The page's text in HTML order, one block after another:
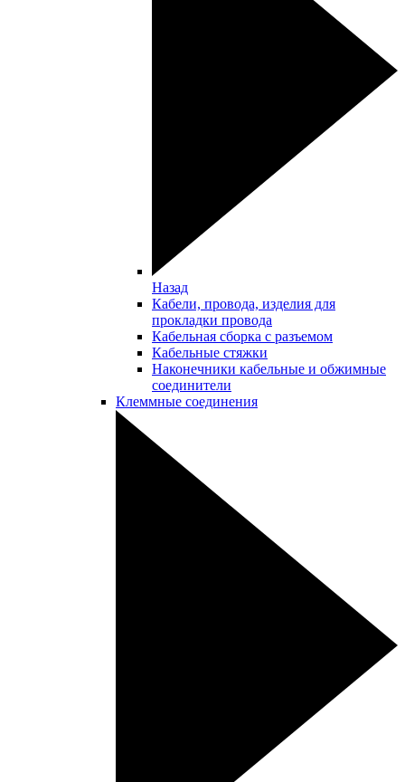
Назад
Кабели, провода, изделия для
прокладки провода
Кабельная сборка с разъемом
Кабельные стяжки
Наконечники кабельные и обжимные
соединители
Клеммные соединения